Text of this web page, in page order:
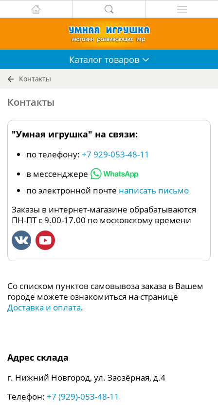
Каталог товаров
Контакты
Контакты
"Умная игрушка" на связи:
по телефону: +7 929-053-48-11
в мессенджере
по электронной почте написать письмо
Заказы в интернет-магазине обрабатываются
ПН-ПТ с 9.00-17.00 по московскому времени
Со списком пунктов самовывоза заказа в Вашем
городе можете ознакомиться на странице
Доставка и оплата.
Адрес склада
г. Нижний Новгород, ул. Заозёрная, д.4
Телефон: +7 (929)-053-48-11